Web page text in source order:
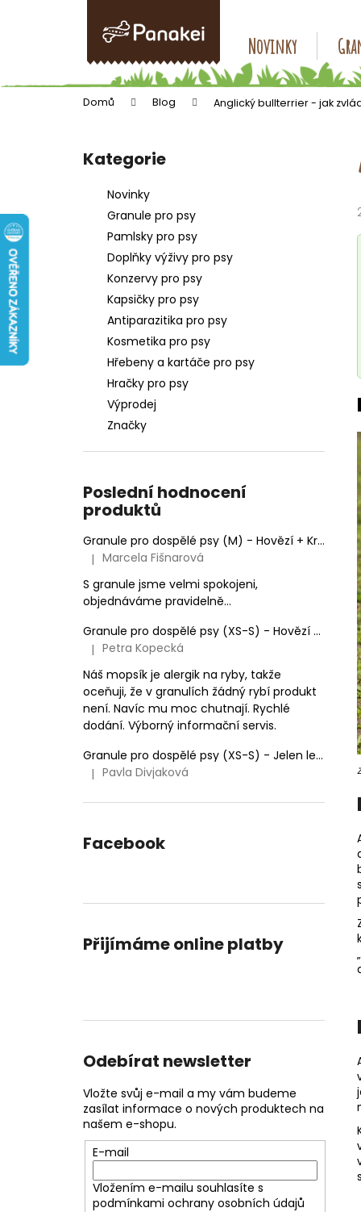
Novinky
Domů Blog Anglický bullterrier - jak
Přeskočit
kategorie
Kategorie
Novinky
Granule pro psy
Pamlsky pro psy
Doplňky výživy pro psy
Konzervy pro psy
Kapsičky pro psy
Antiparazitika pro psy
Kosmetika pro psy
Hřebeny a kartáče pro psy
Hračky pro psy
Výprodej
Značky
Poslední hodnocení
produktů
Granule pro dospělé psy (M) - Hovězí + Krůtí 9kg
Hodnocení produktu je 5 z 5 hvězdiček.
| Marcela Fišnarová
S granule jsme velmi spokojeni,
objednáváme pravidelně...
Granule pro dospělé psy (XS-S) - Hovězí + Krůtí
Hodnocení produktu je 5 z 5 hvězdiček.
| Petra Kopecká
Náš mopsík je alergik na ryby, takže
oceňuji, že v granulích žádný rybí produkt
není. Navíc mu moc chutnají. Rychlé
dodání. Výborný informační servis.
Granule pro dospělé psy (XS-S) - Jelen lesní (SENSITIVE) 9kg
Hodnocení produktu je 5 z 5 hvězdiček.
| Pavla Divjaková
Facebook
Přijímáme online platby
Odebírat newsletter
Vložte svůj e-mail a my vám budeme
zasílat informace o nových produktech na
našem e-shopu.
E-mail
Vložením e-mailu souhlasíte s
podmínkami ochrany osobních údajů
k
obchodu
obchodu